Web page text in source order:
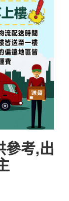
參考,出